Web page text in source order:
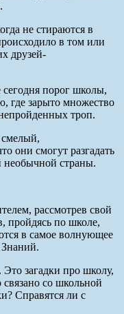
не стираются в
в том или
друзей-
порог школы,
где зарыто множество
троп.
они смогут разгадать
необычной страны.
рассмотрев свой
пройдясь по школе,
в самое волнующее
загадки про школу,
со школьной
Справятся ли с